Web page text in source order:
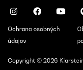
Ochrana osobných
údajov
Copyright © 2026